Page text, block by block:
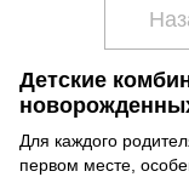
Детские
Для каждого
первом месте,